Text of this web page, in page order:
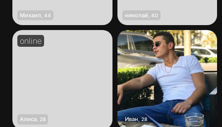
Михаил 44 николай 40
Алиса 28 Иван,28